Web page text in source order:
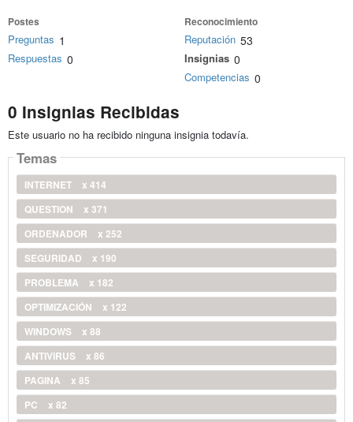
Postes
Preguntas 1
Respuestas 0
Reconocimiento
Reputación 53
Insignias 0
Competencias 0
0 Insignias Recibidas
Este usuario no ha recibido ninguna insignia todavía.
Temas
INTERNET
x 414
QUESTION
x 371
ORDENADOR
x 252
SEGURIDAD
x 190
PROBLEMA
x 182
OPTIMIZACIÓN
x 122
WINDOWS
x 88
ANTIVIRUS
x 86
PAGINA
x 85
PC
x 82